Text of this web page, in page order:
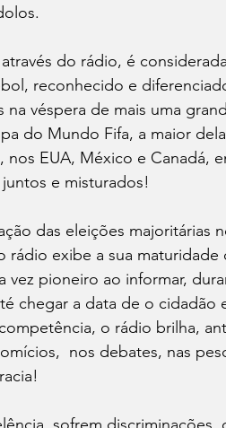
do rádio, é
reconhecido e
véspera de mais uma
do Mundo Fifa, a maior
EUA, México e Canadá,
e misturados!
das eleições majoritárias
exibe a sua maturidade
pioneiro ao informar,
chegar a data de o cidadão
o rádio brilha,
nos debates, nas